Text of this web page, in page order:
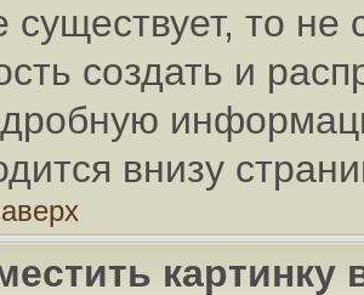
существует, то
создать и
внизу